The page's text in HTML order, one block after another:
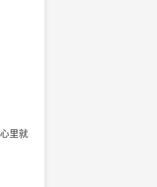
里就